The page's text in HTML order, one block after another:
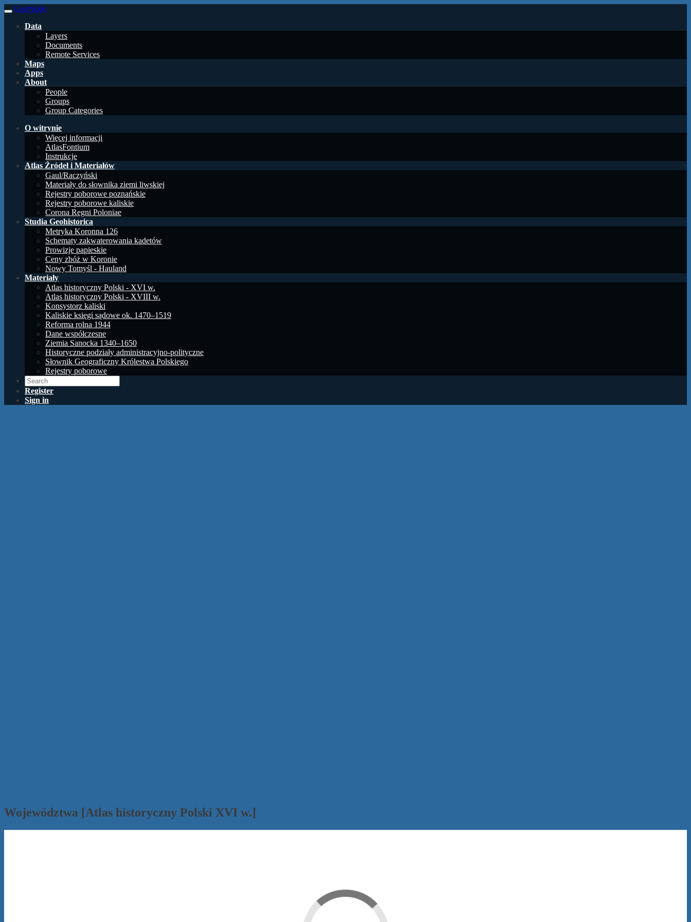
GeoNode
Data
Layers
Documents
Remote Services
Maps
Apps
About
People
Groups
Group Categories
O witrynie
Więcej informacji
AtlasFontium
Instrukcje
Atlas Źródeł i Materiałów
Gaul/Raczyński
Materiały do słownika ziemi liwskiej
Rejestry poborowe poznańskie
Rejestry poborowe kaliskie
Corona Regni Poloniae
Studia Geohistorica
Metryka Koronna 126
Schematy zakwaterowania kadetów
Prowizje papieskie
Ceny zbóż w Koronie
Nowy Tomyśl - Hauland
Materiały
Atlas historyczny Polski - XVI w.
Atlas historyczny Polski - XVIII w.
Konsystorz kaliski
Kaliskie księgi sądowe ok. 1470–1519
Reforma rolna 1944
Dane współczesne
Ziemia Sanocka 1340–1650
Historyczne podziały administracyjno-polityczne
Słownik Geograficzny Królestwa Polskiego
Rejestry poborowe
Register
Sign in
Województwa [Atlas historyczny Polski XVI w.]